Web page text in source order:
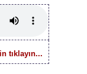
tıklayın...